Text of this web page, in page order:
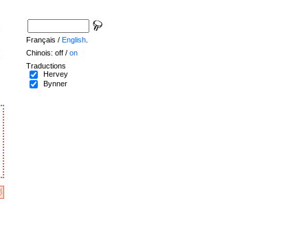
Français / English
Chinois: off / on
Traductions
Hervey
Bynner